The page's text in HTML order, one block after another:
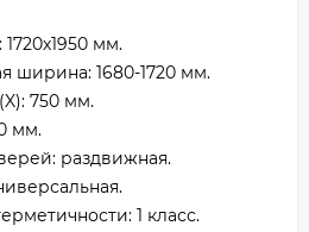
мм.
ширина: 1680-1720 мм.
750 мм.
мм.
раздвижная.
1 класс.